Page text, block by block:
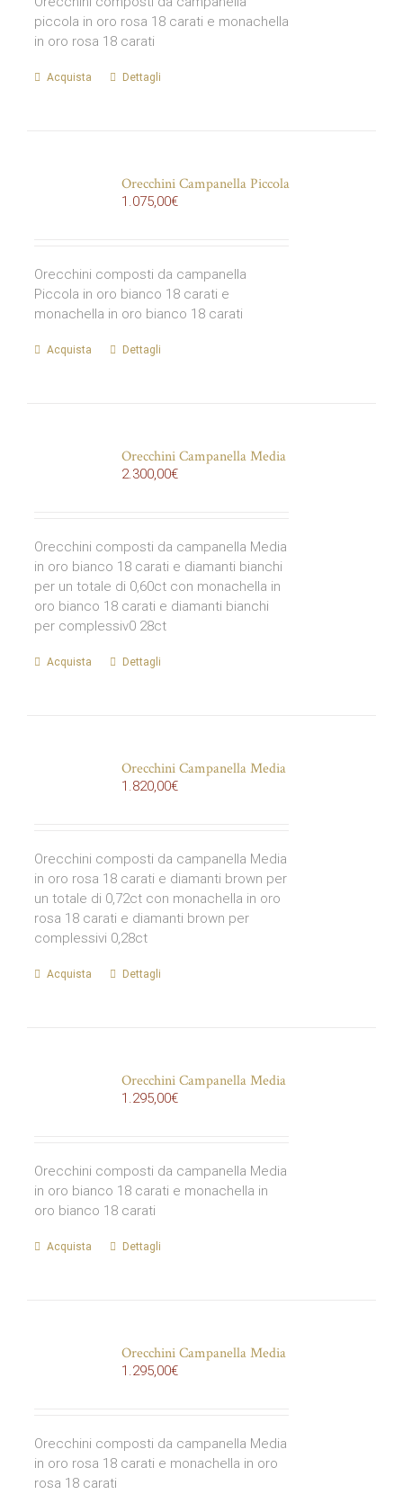
piccola in oro rosa 18 carati e monachella
in oro rosa 18 carati
Acquista Dettagli
Orecchini Campanella Piccola
1.075,00€
Orecchini composti da campanella
Piccola in oro bianco 18 carati e
monachella in oro bianco 18 carati
Acquista Dettagli
Orecchini Campanella Media
2.300,00€
Orecchini composti da campanella Media
in oro bianco 18 carati e diamanti bianchi
per un totale di 0,60ct con monachella in
oro bianco 18 carati e diamanti bianchi
per complessiv0 28ct
Acquista Dettagli
Orecchini Campanella Media
1.820,00€
Orecchini composti da campanella Media
in oro rosa 18 carati e diamanti brown per
un totale di 0,72ct con monachella in oro
rosa 18 carati e diamanti brown per
complessivi 0,28ct
Acquista Dettagli
Orecchini Campanella Media
1.295,00€
Orecchini composti da campanella Media
in oro bianco 18 carati e monachella in
oro bianco 18 carati
Acquista Dettagli
Orecchini Campanella Media
1.295,00€
Orecchini composti da campanella Media
in oro rosa 18 carati e monachella in oro
rosa 18 carati